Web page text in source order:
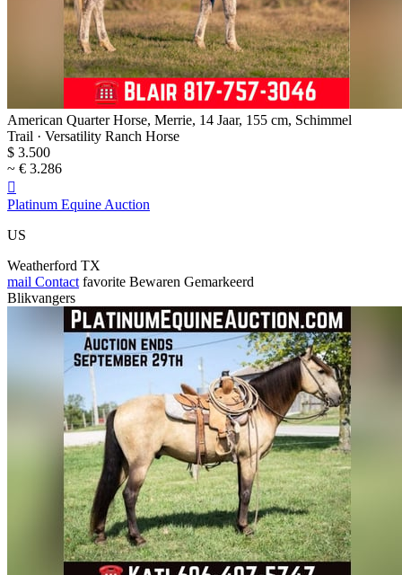
American Quarter Horse, Merrie, 14 Jaar, 155 cm, Schimmel
Trail · Versatility Ranch Horse
$ 3.500
~ € 3.286

Platinum Equine Auction
US
Weatherford TX
mail Contact favorite Bewaren Gemarkeerd
Blikvangers